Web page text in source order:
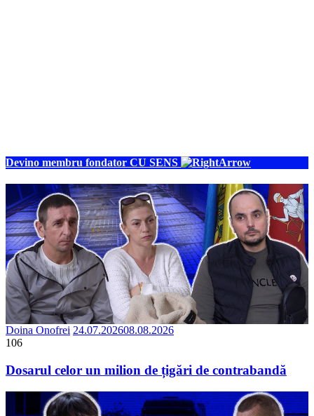
Devino membru fondator CU SENS
Doina Onofrei 24.07.202608.08.2026
106
Dosarul celor un milion de țigări de contrabandă